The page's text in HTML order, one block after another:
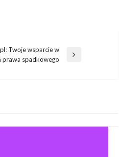
Twoje wsparcie w
prawa spadkowego